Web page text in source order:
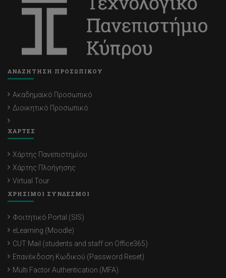
ΑΝΑΖΗΤΗΣΗ ΠΡΟΣΩΠΙΚΟΥ
Ακαδημαϊκό Προσωπικό
Διοικητικό Προσωπικό
ΧΑΡΤΕΣ
Χάρτης Πανεπιστημίου
Χάρτης Πλοήγησης
Virtual Tour
ΧΡΗΣΙΜΟΙ ΣΥΝΔΕΣΜΟΙ
Φοιτητικό Portal (SIS)
eLearning (Moodle)
CUT Mail (students and staff on Office365)
Επανέκδοση Κωδικού (Password Reset)
Multi Factor Authentication (MFA)